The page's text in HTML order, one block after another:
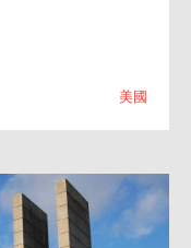
學院
美國